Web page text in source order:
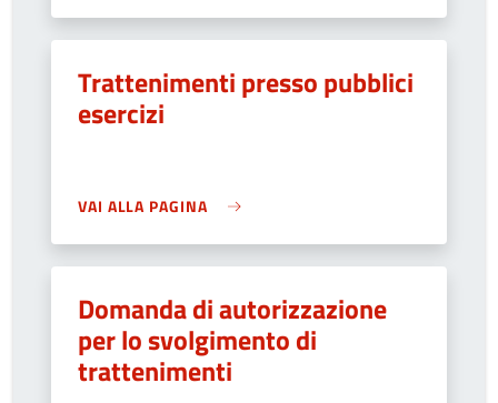
Trattenimenti presso pubblici
esercizi
VAI ALLA PAGINA
Domanda di autorizzazione
per lo svolgimento di
trattenimenti